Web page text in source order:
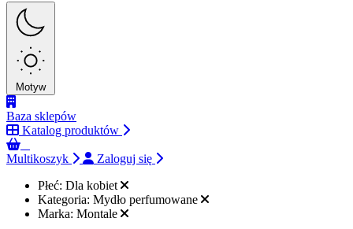
Motyw
Baza sklepów
Katalog produktów
Multikoszyk
Zaloguj się
Płeć: Dla kobiet
Kategoria: Mydło perfumowane
Marka: Montale